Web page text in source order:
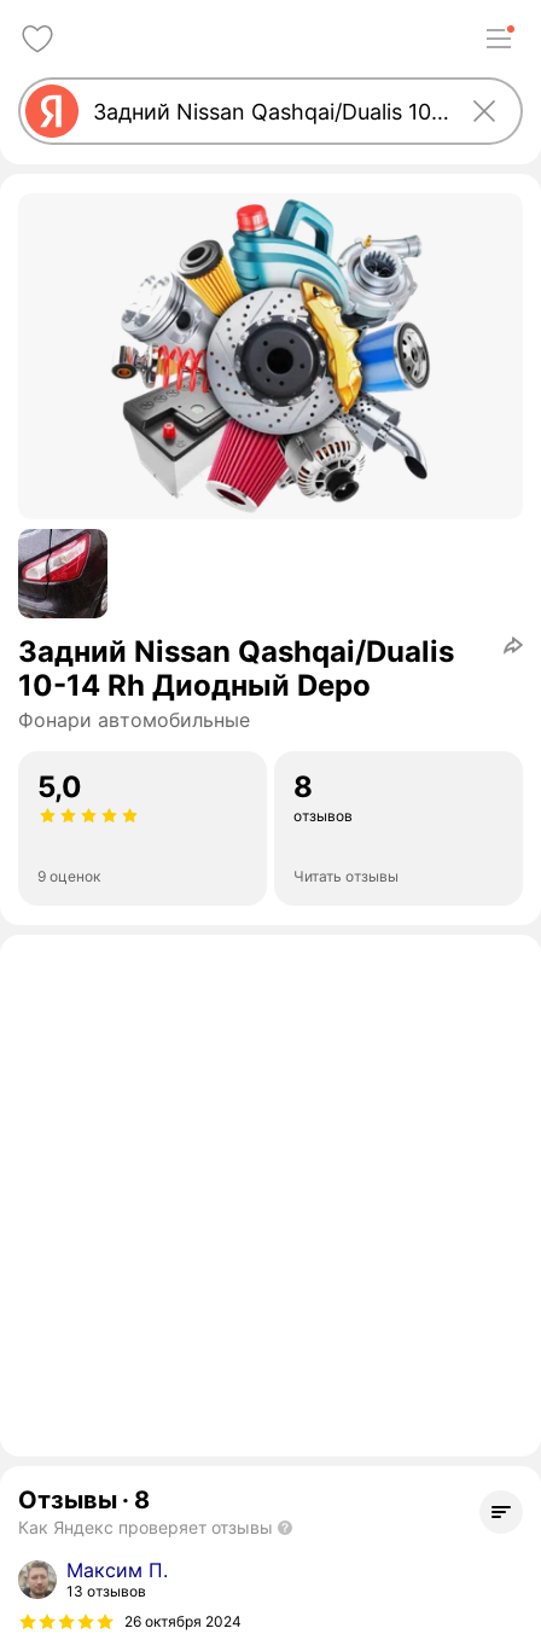
Задний Nissan Qashqai/Dualis
10-14 Rh Диодный Depo
Фонари автомобильные
5,0
9 оценок
8
отзывов
Читать отзывы
Отзывы · 8
Как Яндекс проверяет отзывы
Максим П.
13 отзывов
26 октября 2024